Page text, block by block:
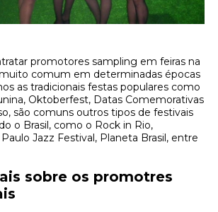
promotores sampling em feiras na
comum em determinadas épocas
as tradicionais festas populares como
Oktoberfest, Datas Comemorativas
são comuns outros tipos de festivais
o Brasil, como o Rock in Rio,
Jazz Festival, Planeta Brasil, entre
sobre os promotres